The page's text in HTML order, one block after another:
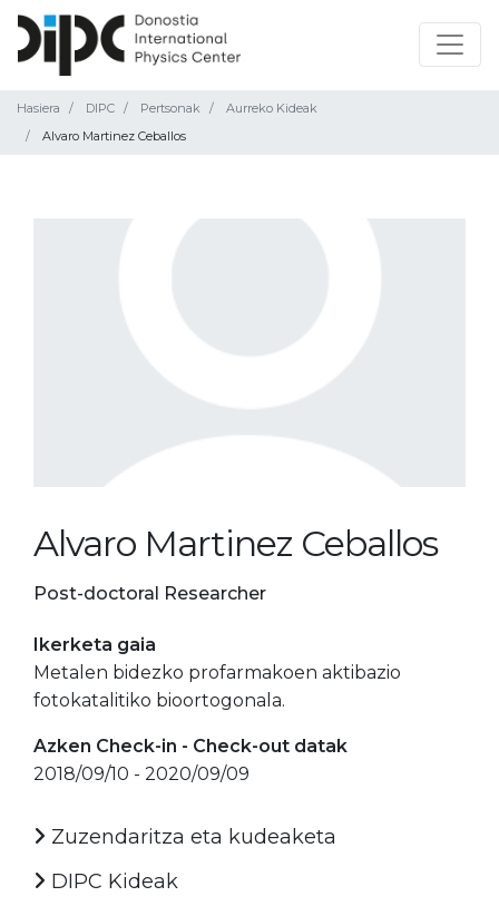
Hasiera DIPC Pertsonak
Aurreko Kideak
Alvaro Martinez Ceballos
Alvaro Martinez Ceballos
Post-doctoral Researcher
Ikerketa gaia
Metalen bidezko profarmakoen aktibazio
fotokatalitiko bioortogonala.
Azken Check-in - Check-out datak
2018/09/10 - 2020/09/09
Zuzendaritza eta kudeaketa
DIPC Kideak